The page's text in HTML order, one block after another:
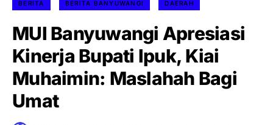
BERITA BERITA BANYUWANGI DAERAH
MUI Banyuwangi Apresiasi
Kinerja Bupati Ipuk, Kiai
Muhaimin: Maslahah Bagi
Umat